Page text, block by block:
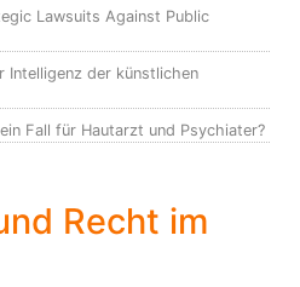
Lawsuits Against Public
Intelligenz der künstlichen
Fall für Hautarzt und Psychiater?
Recht im